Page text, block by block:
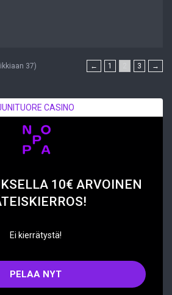
37) ← 1 3 →
CASINO
10€ ARVOINEN
Ei kierrätystä!
PELAA NYT